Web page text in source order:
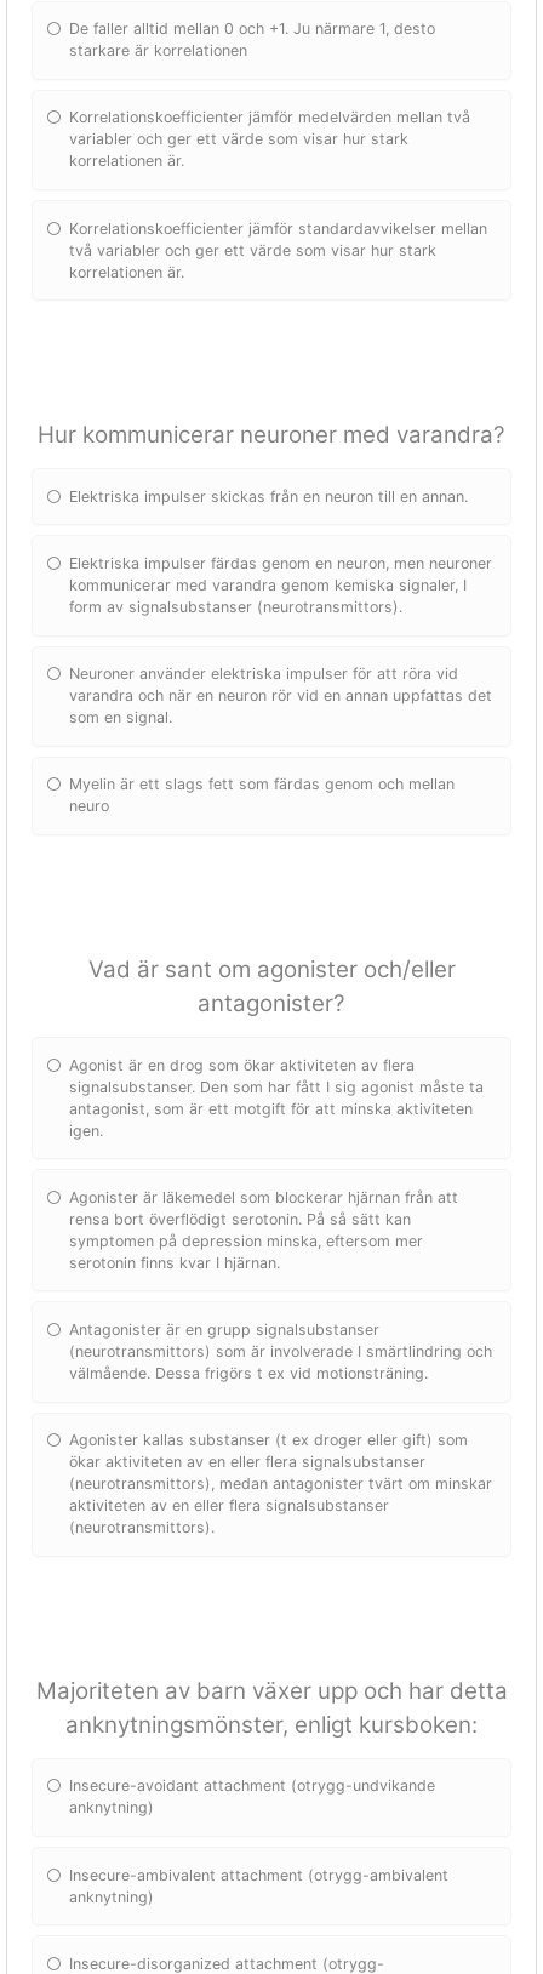
De faller alltid mellan 0 och +1. Ju närmare 1, desto
starkare är korrelationen
Korrelationskoefficienter jämför medelvärden mellan två
variabler och ger ett värde som visar hur stark
korrelationen är.
Korrelationskoefficienter jämför standardavvikelser mellan
två variabler och ger ett värde som visar hur stark
korrelationen är.
Hur kommunicerar neuroner med varandra?
Elektriska impulser skickas från en neuron till en annan.
Elektriska impulser färdas genom en neuron, men neuroner
kommunicerar med varandra genom kemiska signaler, I
form av signalsubstanser (neurotransmittors).
Neuroner använder elektriska impulser för att röra vid
varandra och när en neuron rör vid en annan uppfattas det
som en signal.
Myelin är ett slags fett som färdas genom och mellan
neuro
Vad är sant om agonister och/eller
antagonister?
Agonist är en drog som ökar aktiviteten av flera
signalsubstanser. Den som har fått I sig agonist måste ta
antagonist, som är ett motgift för att minska aktiviteten
igen.
Agonister är läkemedel som blockerar hjärnan från att
rensa bort överflödigt serotonin. På så sätt kan
symptomen på depression minska, eftersom mer
serotonin finns kvar I hjärnan.
Antagonister är en grupp signalsubstanser
(neurotransmittors) som är involverade I smärtlindring och
välmående. Dessa frigörs t ex vid motionsträning.
Agonister kallas substanser (t ex droger eller gift) som
ökar aktiviteten av en eller flera signalsubstanser
(neurotransmittors), medan antagonister tvärt om minskar
aktiviteten av en eller flera signalsubstanser
(neurotransmittors).
Majoriteten av barn växer upp och har detta
anknytningsmönster, enligt kursboken:
Insecure-avoidant attachment (otrygg-undvikande
anknytning)
Insecure-ambivalent attachment (otrygg-ambivalent
anknytning)
Insecure-disorganized attachment (otrygg-